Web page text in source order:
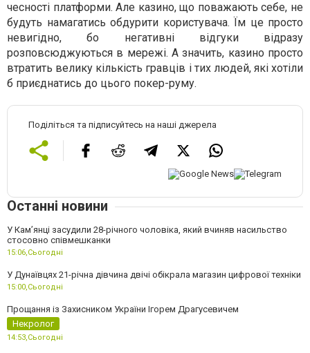
чесності платформи. Але казино, що поважають себе, не
будуть намагатись обдурити користувача. Їм це просто
невигідно, бо негативні відгуки відразу
розповсюджуються в мережі. А значить, казино просто
втратить велику кількість гравців і тих людей, які хотіли
б приєднатись до цього покер-руму.
Поділіться та підписуйтесь на наші джерела
Останні новини
У Камʼянці засудили 28-річного чоловіка, який вчиняв насильство
стосовно співмешканки
15:06,Сьогодні
У Дунаївцях 21-річна дівчина двічі обікрала магазин цифрової техніки
15:00,Сьогодні
Прощання із Захисником України Ігорем Драгусевичем
Некролог
14:53,Сьогодні